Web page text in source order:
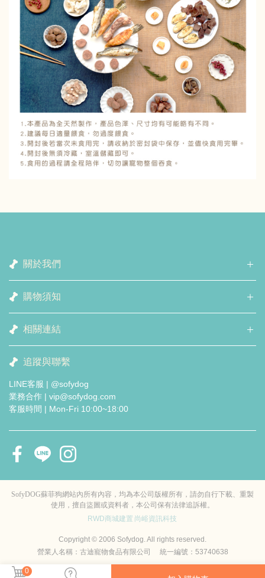
0
關於我們
購物須知
相關連結
追蹤與聯繫
LINE客服 | @sofydog
業務合作 | vip@sofydog.com
客服時間 | Mon-Fri 10:00~18:00
SofyDOG蘇菲狗網站內所有內容，均為本公司版權所有，請勿自行下載、重製
使用，擅自盜圖或資料者，本公司保有法律追訴權。
RWD商城建置 尚峪資訊科技
Copyright © 2006 Sofydog. All rights reserved.
營業人名稱：古迪寵物食品有限公司 統一編號：53740638